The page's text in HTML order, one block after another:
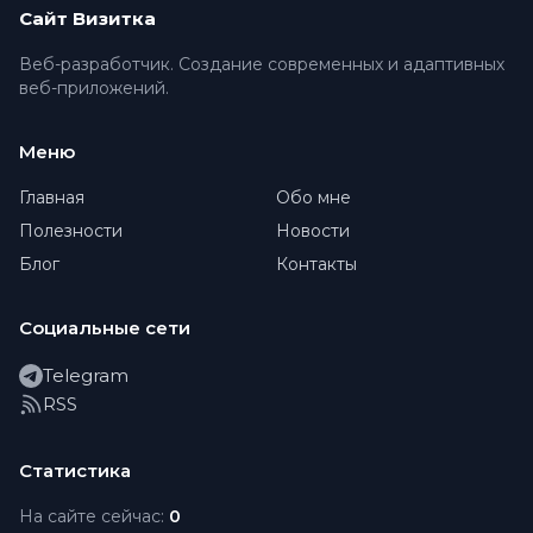
Сайт Визитка
Веб-разработчик. Создание современных и адаптивных
веб-приложений.
Меню
Главная
Обо мне
Полезности
Новости
Блог
Контакты
Социальные сети
Telegram
RSS
Статистика
На сайте сейчас: 0